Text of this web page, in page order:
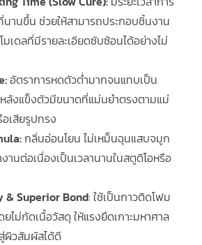
านขึ้น ช่วยให้สามารถประกอบชิ้นงาน
เดลที่มีรายละเอียดซับซ้อนได้อย่างไม่
อัตราการหดตัวต่ำมากจนแทบเป็น
ลังแข็งตัวมีขนาดที่แม่นยำตรงตามแม่
เสียรูปทรง
กลิ่นอ่อนโยน ไม่เหม็นฉุนแสบจมูก
านต่อเนื่องเป็นเวลานานในสตูดิโอหรือ
& Superior Bond: ใช้เป็นกาวติดโฟม
ไม่กัดเนื้อวัสดุ ให้แรงยึดเกาะมหาศาล
ผิวสัมผัสได้ดี